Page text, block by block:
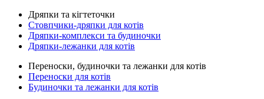
Дряпки та кігтеточки
Стовпчики-дряпки для котів
Дряпки-комплекси та будиночки
Дряпки-лежанки для котів
Переноски, будиночки та лежанки для котів
Переноски для котів
Будиночки та лежанки для котів